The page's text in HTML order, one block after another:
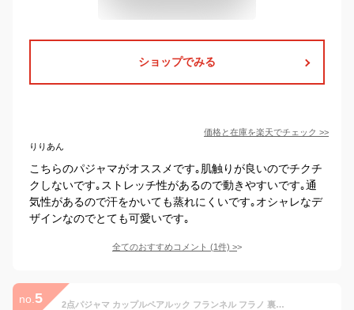
ショップでみる
価格と在庫を楽天でチェック >>
りりあん
こちらのパジャマがオススメです｡肌触りが良いのでチクチ
クしないです｡ストレッチ性があるので動きやすいです｡通
気性があるので汗をかいても蒸れにくいです｡オシャレなデ
ザインなのでとても可愛いです｡
全てのおすすめコメント (1件) >
no. 5 2点パジャマ カップルペアルック フランネル フラノ 裏起毛 ルームウェア ロングズボン 秋冬 ペアパジャマ 長袖 厚手 暖かい もこもこ ペアルックお揃いレディースメンズ 韓国風 セットアップ 大きいサイズ カジュアル 新作 単品売り